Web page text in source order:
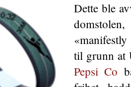
Dette ble
til grunn at
Pepsi Co